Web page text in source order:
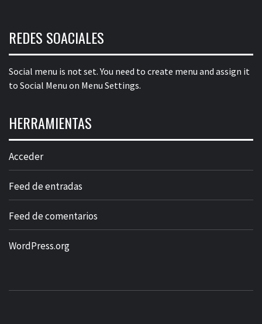
REDES SOACIALES
Social menu is not set. You need to create menu and assign it
to Social Menu on Menu Settings.
HERRAMIENTAS
Acceder
Feed de entradas
Feed de comentarios
WordPress.org